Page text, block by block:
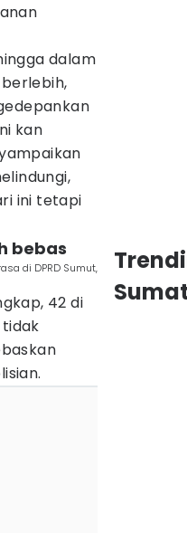
dalam
kan
ini tetapi
bebas
di DPRD Sumut,
42 di